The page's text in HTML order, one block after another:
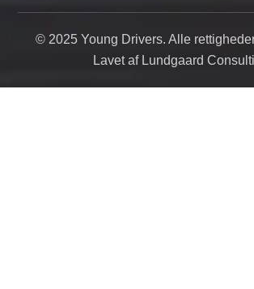
© 2025 Young Drivers. Alle
Lavet af Lundgaard